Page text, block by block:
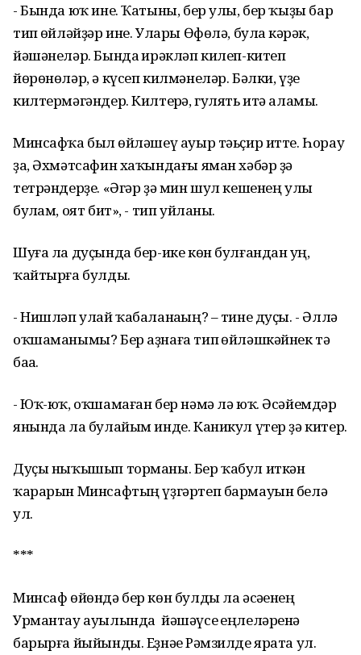
- Бында юҡ ине. Ҡатыны, бер улы, бер ҡыҙы бар
тип һөйләйҙәр ине. Улары Өфөлә, булһа кәрәк,
йәшәнеләр. Бында һирәкләп килеп-китеп
йөрөнөләр, ә күсеп килмәнеләр. Бәлки, үҙе
килтермәгәндер. Килтерһә, гулять итә аламы.
Минсафҡа был һөйләшеү ауыр тәьҫир итте. Һорау
ҙа, Әхмәтсафин хаҡындағы яман хәбәр ҙә
тетрәндерҙе. «Әгәр ҙә мин шул кешенең улы
булһам, оят бит», - тип уйланы.
Шуға ла дуҫында бер-ике көн булғандан һуң,
ҡайтырға булды.
- Нишләп улай ҡабаланаһың? – тине дуҫы. - Әллә
оҡшаманымы? Бер аҙнаға тип һөйләшкәйнек тә
баһа.
- Юҡ-юҡ, оҡшамаған бер нәмә лә юҡ. Әсәйемдәр
янында ла булайым инде. Каникул үтер ҙә китер.
Дуҫы ныҡышып торманы. Бер ҡабул иткән
ҡарарын Минсафтың үҙгәртеп бармауын белә
ул.
***
Минсаф өйөндә бер көн булды ла әсәһенең
Урмантау ауылында йәшәүсе һеңлеләренә
барырға йыйынды. Еҙнәһе Рәмзилде ярата ул.